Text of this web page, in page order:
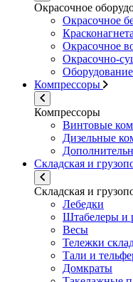
Окрасочное
Окрасочное
Окрасочное
Окрасочно-
Оборудование
Компрессоры
Компрессоры
Винтовые
Дизельные
Складская и
Складская и
Лебедки
Штабелеры и
Весы
Тележки
Тали и
Домкраты